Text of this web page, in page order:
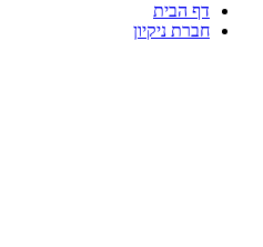
דף הבית
חברת ניקיון